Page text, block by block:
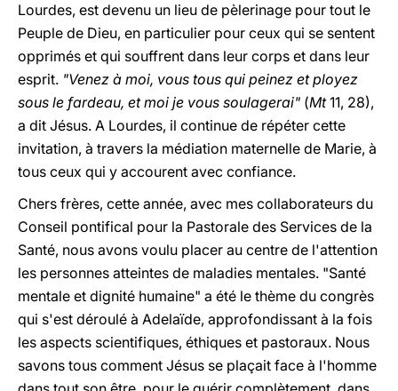
Lourdes, est devenu un lieu de pèlerinage pour tout le
Peuple de Dieu, en particulier pour ceux qui se sentent
opprimés et qui souffrent dans leur corps et dans leur
esprit. "Venez à moi, vous tous qui peinez et ployez
sous le fardeau, et moi je vous soulagerai" (Mt11, 28),
a dit Jésus. A Lourdes, il continue de répéter cette
invitation, à travers la médiation maternelle de Marie, à
tous ceux qui y accourent avec confiance.
Chers frères, cette année, avec mes collaborateurs du
Conseil pontifical pour la Pastorale des Services de la
Santé, nous avons voulu placer au centre de l'attention
les personnes atteintes de maladies mentales. "Santé
mentale et dignité humaine" a été le thème du congrès
qui s'est déroulé à Adelaïde, approfondissant à la fois
les aspects scientifiques, éthiques et pastoraux. Nous
savons tous comment Jésus se plaçait face à l'homme